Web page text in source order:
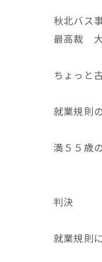
秋北バス
最高裁
ちょっと
就業規則
満５５歳
判決
就業規則